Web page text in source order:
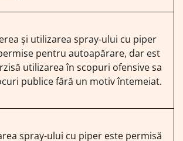
și utilizarea spray-ului cu piper
pentru autoapărare, dar est
utilizarea în scopuri ofensive sa
publice fără un motiv întemeiat.
spray-ului cu piper este permisă